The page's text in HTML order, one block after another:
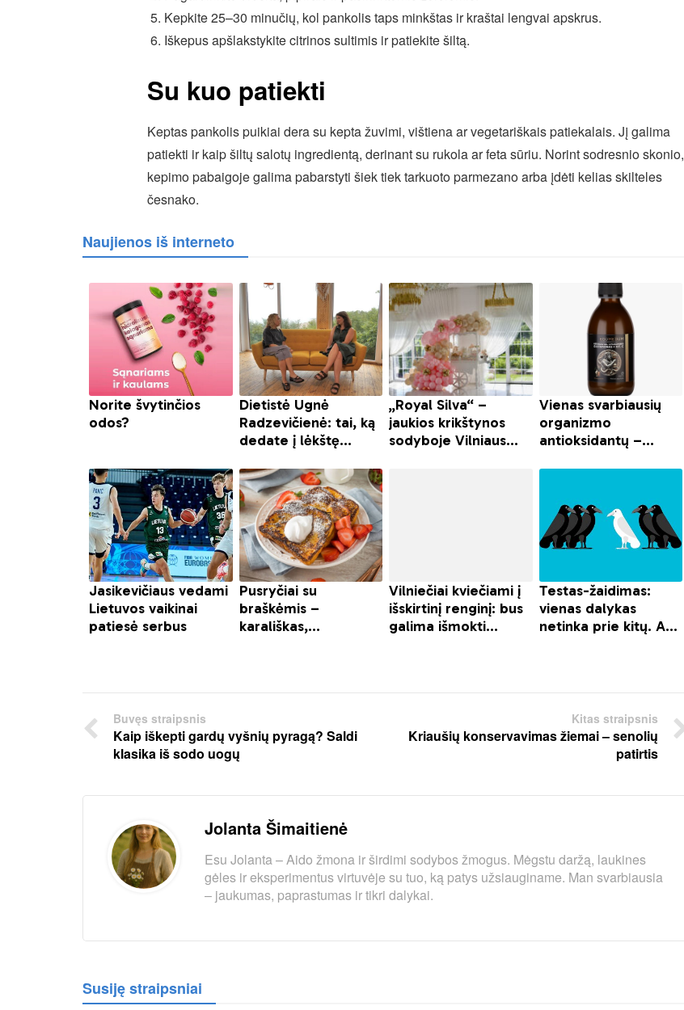
Kepkite 25–30 minučių, kol pankolis taps minkštas ir kraštai lengvai apskrus.
Iškepus apšlakstykite citrinos sultimis ir patiekite šiltą.
Su kuo patiekti
Keptas pankolis puikiai dera su kepta žuvimi, vištiena ar vegetariškais patiekalais. Jį galima
patiekti ir kaip šiltų salotų ingredientą, derinant su rukola ar feta sūriu. Norint sodresnio skonio,
kepimo pabaigoje galima pabarstyti šiek tiek tarkuoto parmezano arba įdėti kelias skilteles
česnako.
Naujienos iš interneto
Buvęs straipsnis
Kaip iškepti gardų vyšnių pyragą? Saldi
klasika iš sodo uogų
Kitas straipsnis
Kriaušių konservavimas žiemai – senolių
patirtis
Jolanta Šimaitienė
Esu Jolanta – Aido žmona ir širdimi sodybos žmogus. Mėgstu daržą, laukines
gėles ir eksperimentus virtuvėje su tuo, ką patys užsiauginame. Man svarbiausia
– jaukumas, paprastumas ir tikri dalykai.
Susiję straipsniai